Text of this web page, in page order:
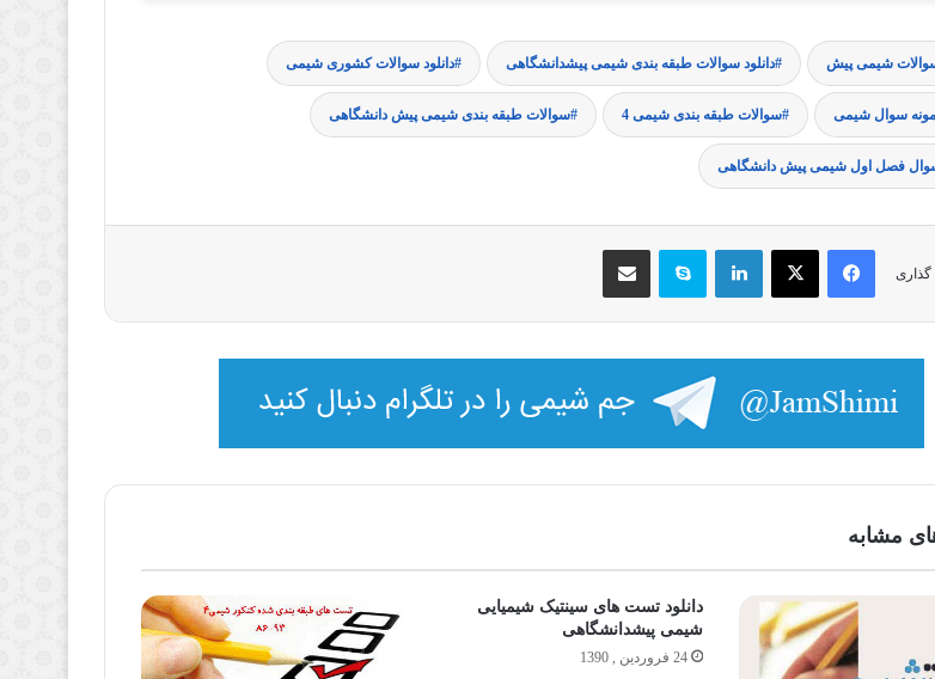
سوالات شیمی پیش دانلود سوالات طبقه بندی شیمی پیشدانشگاهی دانلود سوالات کشوری شیمی
نمونه سوال شیمی سوالات طبقه بندی شیمی 4 سوالات طبقه بندی شیمی پیش دانشگاهی
فصل اول شیمی پیش دانشگاهی
گذاری
فیس بوک X لینکدین اسکایپ اشتراک گذاری از طریق ایمیل
مشابه
دانلود تست های سینتیک شیمیایی
شیمی پیشدانشگاهی
24 فروردین , 1390